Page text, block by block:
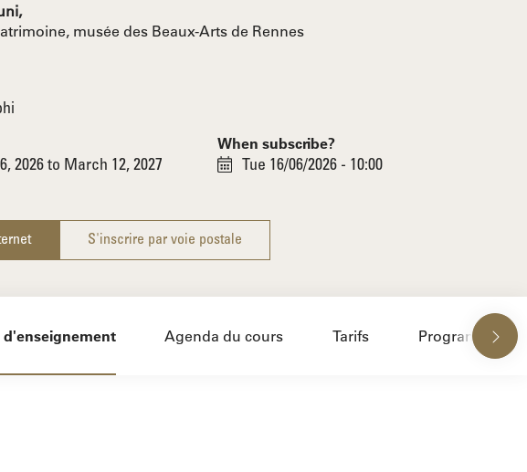
musée des Beaux-Arts de Rennes
2026 to March 12, 2027
When subscribe?
Tue 16/06/2026 - 10:00
S'inscrire par voie postale
Agenda du cours Tarifs Programme